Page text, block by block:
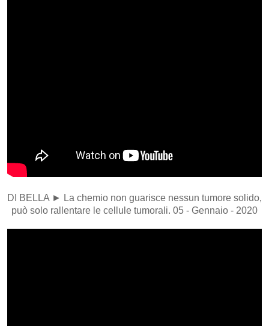
DI BELLA ► La chemio non guarisce nessun tumore solido,
può solo rallentare le cellule tumorali. 05 - Gennaio - 2020